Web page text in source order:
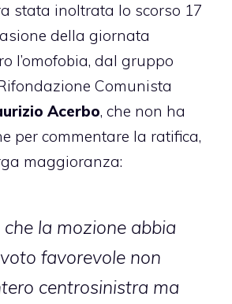
stata inoltrata lo scorso 17
della giornata
l’omofobia, dal gruppo
Comunista
Acerbo, che non ha
per commentare la ratifica,
maggioranza:
che la mozione abbia
favorevole non
centrosinistra ma